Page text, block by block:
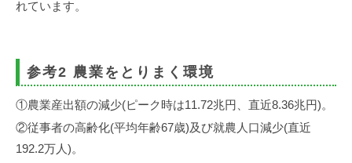
れています。
参考2 農業をとりまく環境
①農業産出額の減少(ピーク時は11.72兆円、直近8.36兆円)。
②従事者の高齢化(平均年齢67歳)及び就農人口減少(直近
192.2万人)。